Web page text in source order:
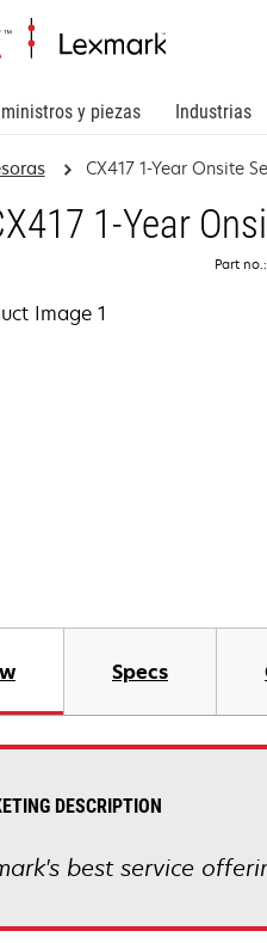
y piezas Industrias
CX417 1-Year Onsite
1-Year
Part
Specs
DESCRIPTION
best service